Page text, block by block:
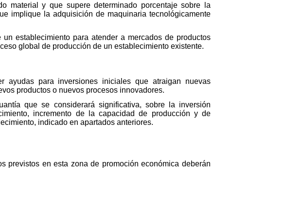
material y que supere determinado porcentaje sobre la
implique la adquisición de maquinaria tecnológicamente
establecimiento para atender a mercados de productos
global de producción de un establecimiento existente.
para inversiones iniciales que atraigan nuevas
productos o nuevos procesos innovadores.
que se considerará significativa, sobre la inversión
incremento de la capacidad de producción y de
indicado en apartados anteriores.
previstos en esta zona de promoción económica deberán